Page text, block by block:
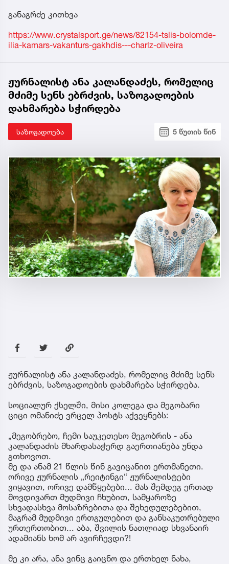
განაგრძე კითხვა
https://www.crystalsport.ge/news/82154-tslis-bolomde-
ilia-kamars-vakanturs-gakhdis---charlz-oliveira
ჟურნალისტ ანა კალანდაძეს, რომელიც
მძიმე სენს ებრძვის, საზოგადოების
დახმარება სჭირდება
საზოგადოება 5 წუთის წინ
ჟურნალისტ ანა კალანდაძეს, რომელიც მძიმე სენს
ებრძვის, საზოგადოების დახმარება სჭირდება.
სოციალურ ქსელში, მისი კოლეგა და მეგობარი
ციცი ომანიძე ვრცელ პოსტს აქვეყნებს:
„მეგობრებო, ჩემი საუკეთესო მეგობრის - ანა
კალანდაძის მხარდასაჭერდ გაერთიანება უნდა
გთხოვოთ.
მე და ანამ 21 წლის წინ გავიცანით ერთმანეთი.
ორივე ჟურნალის „რეიტინგი“ ჟურნალისტები
ვიყავით, ორივე დამწყებები... მას შემდეგ ერთად
მოვდივართ მუდმივი ჩხუბით, სამყაროზე
სხვადასხვა მოსაზრებითა და შეხედულებებით,
მაგრამ მუდმივი ერთგულებით და განსაკუთრებული
ურთერთობით... აბა, შვილის ნათლიად სხვანაირ
ადამიანს ხომ არ ავირჩევდი?!
მე კი არა, ანა ვინც გაიცნო და ერთხელ ნახა,